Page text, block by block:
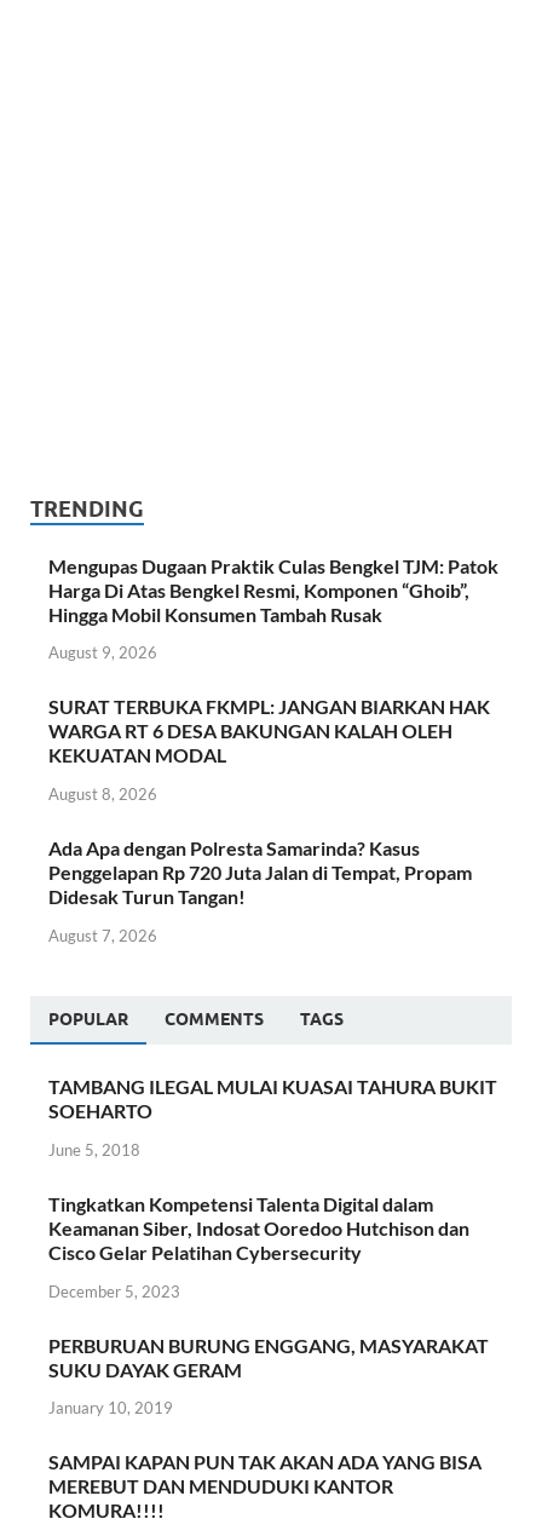
TRENDING
Mengupas Dugaan Praktik Culas Bengkel TJM: Patok
Harga Di Atas Bengkel Resmi, Komponen “Ghoib”,
Hingga Mobil Konsumen Tambah Rusak
August 9, 2026
SURAT TERBUKA FKMPL: JANGAN BIARKAN HAK
WARGA RT 6 DESA BAKUNGAN KALAH OLEH
KEKUATAN MODAL
August 8, 2026
Ada Apa dengan Polresta Samarinda? Kasus
Penggelapan Rp 720 Juta Jalan di Tempat, Propam
Didesak Turun Tangan!
August 7, 2026
POPULAR COMMENTS TAGS
TAMBANG ILEGAL MULAI KUASAI TAHURA BUKIT
SOEHARTO
June 5, 2018
Tingkatkan Kompetensi Talenta Digital dalam
Keamanan Siber, Indosat Ooredoo Hutchison dan
Cisco Gelar Pelatihan Cybersecurity
December 5, 2023
PERBURUAN BURUNG ENGGANG, MASYARAKAT
SUKU DAYAK GERAM
January 10, 2019
SAMPAI KAPAN PUN TAK AKAN ADA YANG BISA
MEREBUT DAN MENDUDUKI KANTOR
KOMURA!!!!